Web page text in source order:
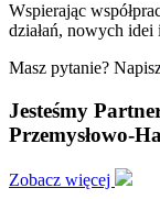
Wspierając
działań, nowych
Masz pytanie?
Jesteśmy
Przemysłowo-
Zobacz więcej